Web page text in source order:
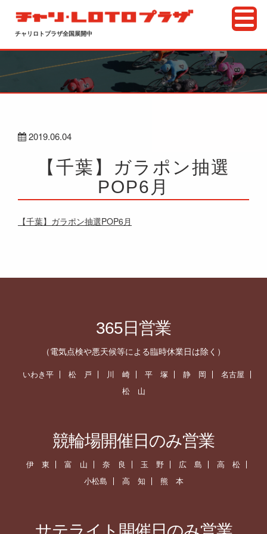
チャリロトプラザ全国展開中
2019.06.04
【千葉】ガラポン抽選
POP6月
【千葉】ガラポン抽選POP6月
365日営業
（電気点検や悪天候等による臨時休業日は除く）
いわき平 松 戸 川 崎 平 塚 静 岡
名古屋
松 山
競輪場開催日のみ営業
伊 東 富 山 奈 良 玉 野 広 島
高 松
小松島
高 知 熊 本